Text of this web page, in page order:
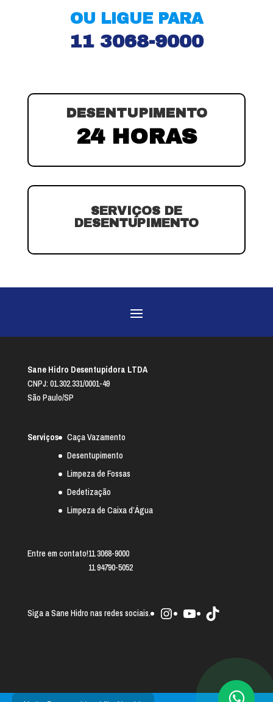
OU LIGUE PARA
11 3068-9000
DESENTUPIMENTO
24 HORAS
SERVIÇOS DE
DESENTUPIMENTO
Sane Hidro Desentupidora LTDA
CNPJ: 01.302.331/0001-49
São Paulo/SP
Serviços
Caça Vazamento
Desentupimento
Limpeza de Fossas
Dedetização
Limpeza de Caixa d’Água
Entre em contato!11 3068-9000
11 94790-5052
Siga a Sane Hidro nas redes sociais. Instagram
YoutubeTikTok